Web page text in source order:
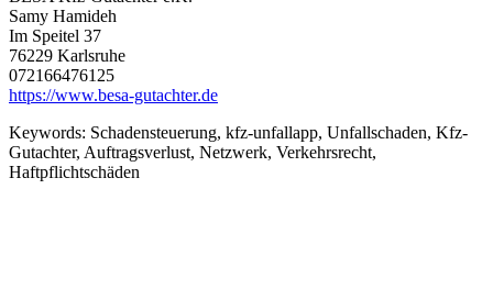
Samy Hamideh
Im Speitel 37
76229 Karlsruhe
072166476125
https://www.besa-gutachter.de
Keywords: Schadensteuerung, kfz-unfallapp, Unfallschaden, Kfz-
Gutachter, Auftragsverlust, Netzwerk, Verkehrsrecht,
Haftpflichtschäden